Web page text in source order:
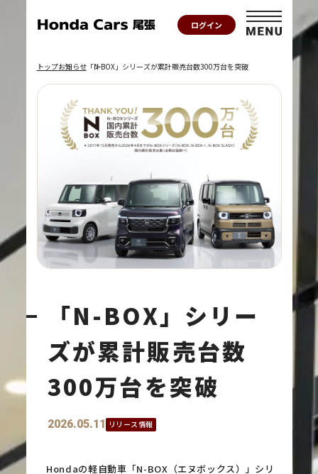
ログイン
トップお知らせ「N-BOX」シリーズが累計販売台数300万台を突破
「N-BOX」シリー
ズが累計販売台数
300万台を突破
2026.05.11 リリース情報
Hondaの軽自動車「N-BOX（エヌボックス）」シリ